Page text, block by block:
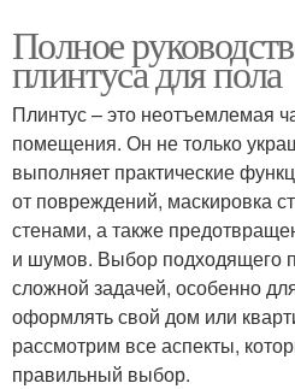
Полное
плинтуса для пола
Плинтус – это неотъемлемая
помещения. Он не только
выполняет практические
от повреждений, маскировка
стенами, а также
и шумов. Выбор подходящего
сложной задачей, особенно
оформлять свой дом или
рассмотрим все аспекты,
правильный выбор.